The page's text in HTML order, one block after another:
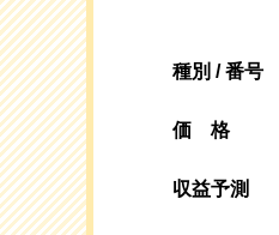
種別 / 番号
価格
収益予測